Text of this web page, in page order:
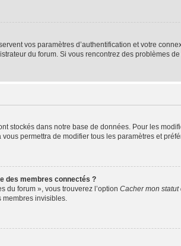
vos paramètres d’authentification et votre
du forum. Si vous rencontrez des problèmes
stockés dans notre base de données. Pour les
permettra de modifier tous les paramètres et
des membres connectés ?
du forum », vous trouverez l’option Cacher mon statut
membres invisibles.